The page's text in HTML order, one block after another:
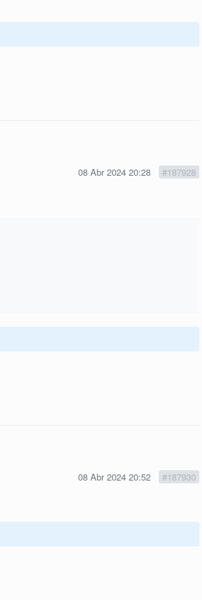
08 Abr 2024 20:28 #187928
08 Abr 2024 20:52 #187930